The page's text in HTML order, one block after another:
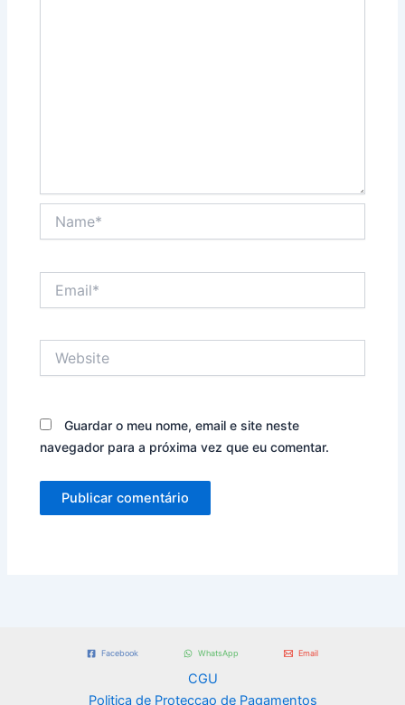
Guardar o meu nome, email e site neste
navegador para a próxima vez que eu comentar.
Facebook WhatsApp Email
CGU
Politica de Proteccao de Pagamentos